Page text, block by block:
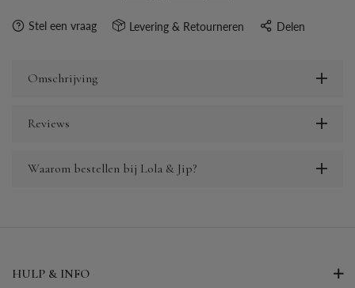
Stel een vraag Levering & Retourneren Delen
Omschrijving
Reviews
Waarom bestellen bij Lola & Jip?
HULP & INFO